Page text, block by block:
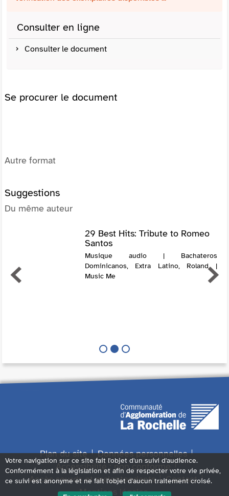
Consulter en ligne
Consulter le document
Se procurer le document
Autre format
Suggestions
Du même auteur
29 Best Hits: Tribute to Romeo
Santos
Musique audio | Bachateros
Dominicanos, Extra Latino, Roland |
Music Me
Plan du site
Données personnelles
Accessibilité : non conforme
Accès sourds et malentendants
Contact
Mentions légales
Votre navigation sur ce site fait l'objet d'un suivi d'audience.
Conformément à la législation et afin de respecter votre vie privée,
ce suivi est anonyme et ne fait l'objet d'aucun traitement croisé.